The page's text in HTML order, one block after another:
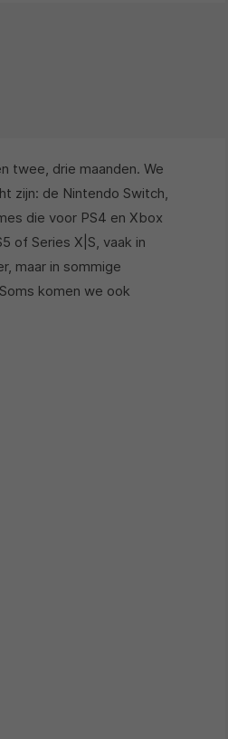
twee, drie maanden. We
zijn: de Nintendo Switch,
die voor PS4 en Xbox
of Series X|S, vaak in
maar in sommige
komen we ook